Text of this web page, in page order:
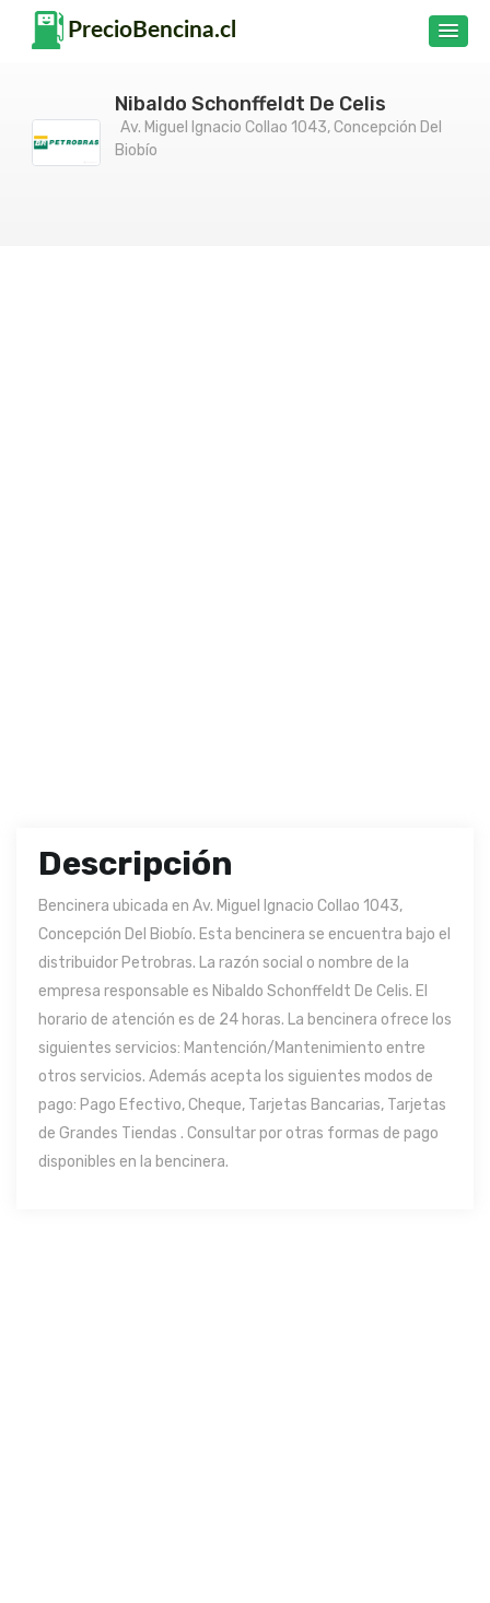
Nibaldo Schonffeldt De Celis
Av. Miguel Ignacio Collao 1043, Concepción Del
Biobío
Descripción
Bencinera ubicada en Av. Miguel Ignacio Collao 1043,
Concepción Del Biobío. Esta bencinera se encuentra bajo el
distribuidor Petrobras. La razón social o nombre de la
empresa responsable es Nibaldo Schonffeldt De Celis. El
horario de atención es de 24 horas. La bencinera ofrece los
siguientes servicios: Mantención/Mantenimiento entre
otros servicios. Además acepta los siguientes modos de
pago: Pago Efectivo, Cheque, Tarjetas Bancarias, Tarjetas
de Grandes Tiendas . Consultar por otras formas de pago
disponibles en la bencinera.